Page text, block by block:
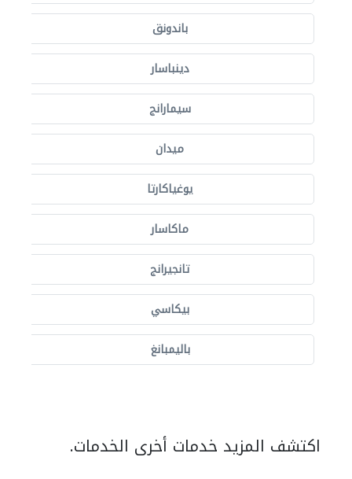
باندونق
دينباسار
سيمارانج
ميدان
يوغياكارتا
ماكاسار
تانجيرانج
بيكاسي
باليمبانغ
اكتشف المزيد خدمات أخرى الخدمات.